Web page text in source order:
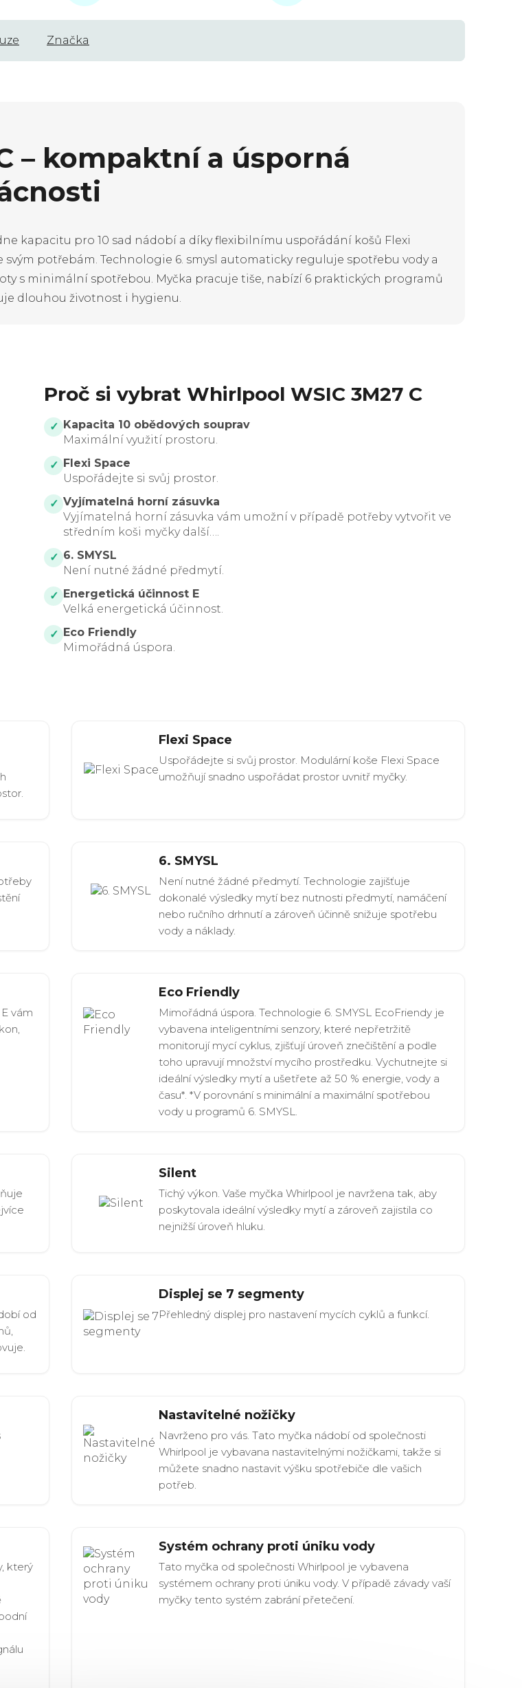
Značka
– kompaktní a úsporná
kapacitu pro 10 sad nádobí a díky flexibilnímu uspořádání košů Flexi
potřebám. Technologie 6. smysl automaticky reguluje spotřebu vody a
s minimální spotřebou. Myčka pracuje tiše, nabízí 6 praktických programů
dlouhou životnost i hygienu.
Proč si vybrat Whirlpool WSIC 3M27 C
✓ Kapacita 10 obědových souprav
Maximální využití prostoru.
✓ Flexi Space
Uspořádejte si svůj prostor.
✓ Vyjímatelná horní zásuvka
Vyjímatelná horní zásuvka vám umožní v případě potřeby vytvořit ve
středním koši myčky další….
✓ 6. SMYSL
Není nutné žádné předmytí.
✓ Energetická účinnost E
Velká energetická účinnost.
✓ Eco Friendly
Mimořádná úspora.
Flexi Space
Uspořádejte si svůj prostor. Modulární koše Flexi Space
umožňují snadno uspořádat prostor uvnitř myčky.
6. SMYSL
Není nutné žádné předmytí. Technologie zajišťuje
dokonalé výsledky mytí bez nutnosti předmytí, namáčení
nebo ručního drhnutí a zároveň účinně snižuje spotřebu
vody a náklady.
vám
Eco Friendly
Mimořádná úspora. Technologie 6. SMYSL EcoFriendy je
vybavena inteligentními senzory, které nepřetržitě
monitorují mycí cyklus, zjišťují úroveň znečištění a podle
toho upravují množství mycího prostředku. Vychutnejte si
ideální výsledky mytí a ušetřete až 50 % energie, vody a
času*. *V porovnání s minimální a maximální spotřebou
vody u programů 6. SMYSL.
Silent
Tichý výkon. Vaše myčka Whirlpool je navržena tak, aby
poskytovala ideální výsledky mytí a zároveň zajistila co
nejnižší úroveň hluku.
od
Displej se 7 segmenty
Přehledný displej pro nastavení mycích cyklů a funkcí.
Nastavitelné nožičky
Navrženo pro vás. Tato myčka nádobí od společnosti
Whirlpool je vybavana nastavitelnými nožičkami, takže si
můžete snadno nastavit výšku spotřebiče dle vašich
potřeb.
který
Systém ochrany proti úniku vody
Tato myčka od společnosti Whirlpool je vybavena
systémem ochrany proti úniku vody. V případě závady vaší
myčky tento systém zabrání přetečení.